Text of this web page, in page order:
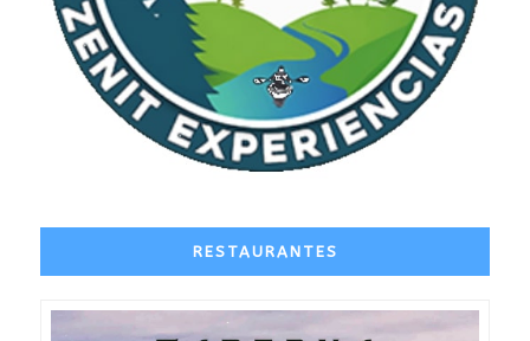
RESTAURANTES